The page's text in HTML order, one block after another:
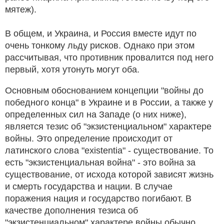
мятеж).
В общем, и Украина, и Россия вместе идут по
очень тонкому льду рисков. Однако при этом
рассчитывая, что противник провалится под него
первый, хотя утонуть могут оба.
Основным обоснованием концепции "войны до
победного конца" в Украине и в России, а также у
определенных сил на Западе (о них ниже),
является тезис об "экзистенциальном" характере
войны. Это определение происходит от
латинского слова "existentia" - существование. То
есть "экзистенциальная война" - это война за
существование, от исхода которой зависят жизнь
и смерть государства и нации. В случае
поражения нация и государство погибают. В
качестве дополнения тезиса об